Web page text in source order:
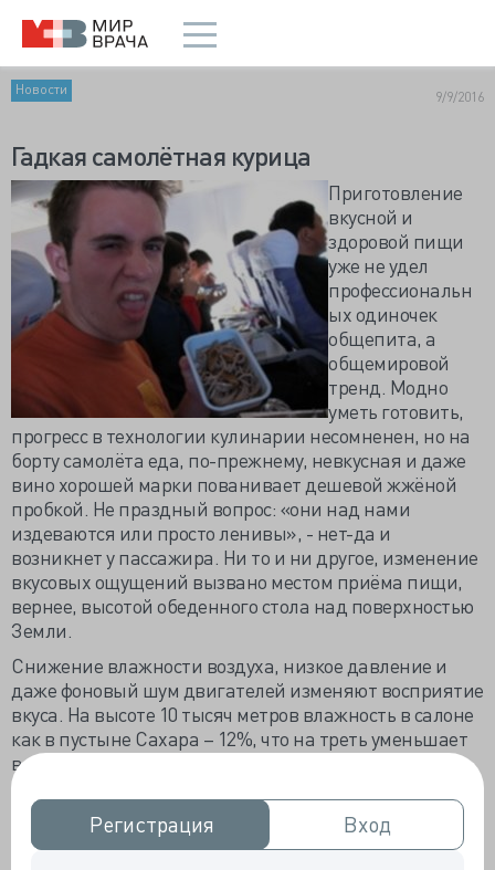
Регистрация
Регистрация Вход
Вход
Новости 9/9/2016
Гадкая самолётная курица
Приготовление
вкусной и
здоровой пищи
уже не удел
профессиональн
ых одиночек
общепита, а
общемировой
тренд. Модно
уметь готовить,
прогресс в технологии кулинарии несомненен, но на
борту самолёта еда, по-прежнему, невкусная и даже
вино хорошей марки пованивает дешевой жжёной
пробкой. Не праздный вопрос: «они над нами
издеваются или просто ленивы», - нет-да и
возникнет у пассажира. Ни то и ни другое, изменение
вкусовых ощущений вызвано местом приёма пищи,
вернее, высотой обеденного стола над поверхностью
Земли.
Снижение влажности воздуха, низкое давление и
даже фоновый шум двигателей изменяют восприятие
вкуса. На высоте 10 тысяч метров влажность в салоне
как в пустыне Сахара – 12%, что на треть уменьшает
восприимчивость вкусовых рецепторов к
раздражителям, но не всем, а только к солёности и
сладости. Типовой самолётный шум в 85 децибел
тоже уменьшает солёность и сладость. Восприятие